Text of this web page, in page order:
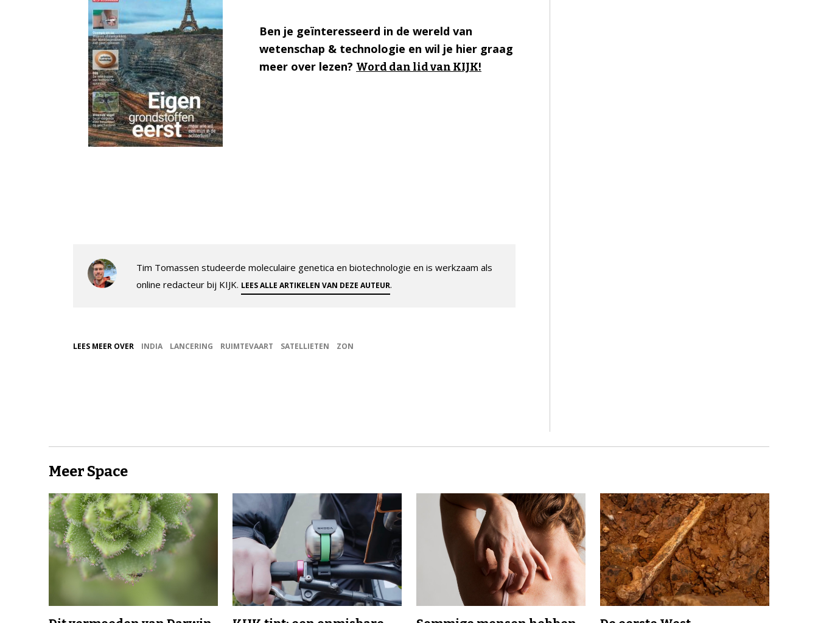
Ben je geïnteresseerd in de wereld van
wetenschap & technologie en wil je hier graag
meer over lezen? Word dan lid van KIJK!
Tim Tomassen studeerde moleculaire genetica en biotechnologie en is werkzaam als
online redacteur bij KIJK. LEES ALLE ARTIKELEN VAN DEZE AUTEUR.
LEES MEER OVER INDIA LANCERING RUIMTEVAART SATELLIETEN ZON
Meer Space